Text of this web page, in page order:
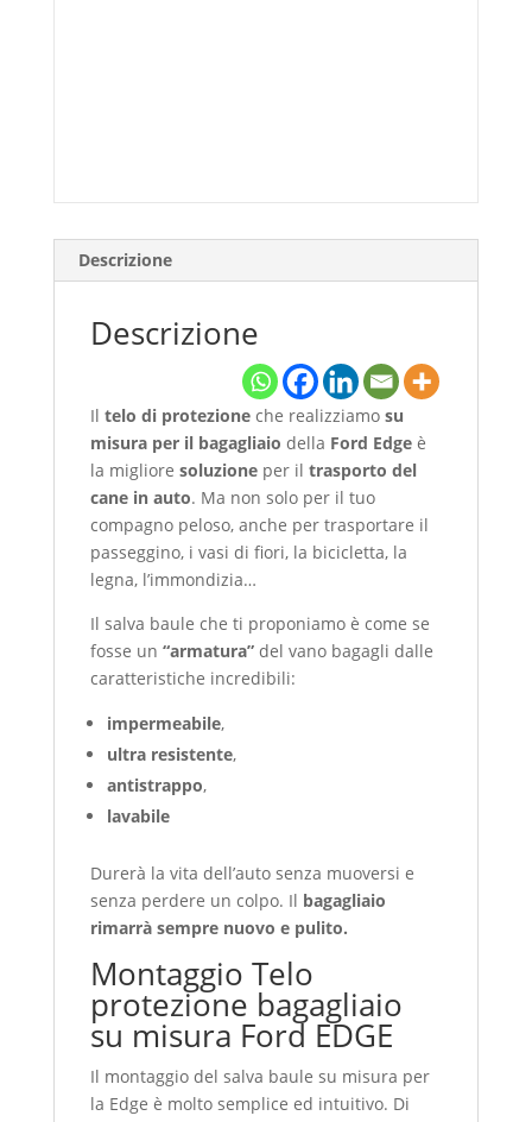
Descrizione
Descrizione
Il telo di protezioneche realizziamosu
misura per il bagagliaio della Ford Edge è
la migliore soluzioneper il trasporto del
cane in auto. Ma non solo per il tuo
compagno peloso, anche per trasportare il
passeggino, i vasi di fiori, la bicicletta, la
legna, l’immondizia…
Il salva baule che ti proponiamo è come se
fosse un “armatura”del vano bagagli dalle
caratteristiche incredibili:
impermeabile,
ultra resistente,
antistrappo,
lavabile
Durerà la vita dell’auto senza muoversi e
senza perdere un colpo. Il bagagliaio
rimarrà sempre nuovo e pulito.
Montaggio Telo
protezione bagagliaio
su misura Ford EDGE
Il montaggio del salva baule su misura per
la Edge è molto semplice ed intuitivo. Di